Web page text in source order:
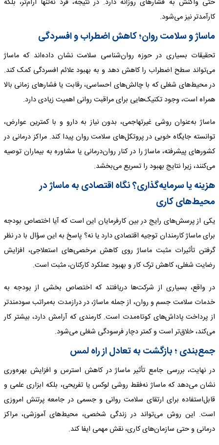
کارآمدتر نیز می‌شود.
ماساژ و سلامت روان؛ کاهش اضطراب و افسردگی
تحقیقات بسیاری در حوزه روان‌شناسی سلامت نشان داده‌اند که ماساژ
می‌تواند سطح اضطراب را کاهش دهد و به بهبود علائم افسردگی کمک کند.
در محیط‌های شغلی که با چالش‌های احساسی، رقابت یا فشارهای زمانی بالا
همراه است، وجود تکنیک‌هایی برای مراقبت روانی اهمیت زیادی دارد.
ماساژ به‌عنوان روشی غیرتهاجمی، بدون نیاز به دارو و با کمترین عوارض،
توانسته جایگاه خوبی در پروتکل‌های سلامت روان پیدا کند. مراکز درمانی در
کشورهای پیشرفته، ماساژ را در کنار روان‌درمانی یا مشاوره به بیماران توصیه
می‌کنند، زیرا نتایج بهبود را تسریع می‌بخشد.
هزینه یا سرمایه‌گذاری؟ نگاه اقتصادی به ماساژ در
محیط‌های کاری
یکی از پرسش‌های رایج در بین کارفرمایان این است که آیا اختصاص بودجه
برای ماساژ کارمندان توجیه اقتصادی دارد یا نه؟ پاسخ به این سؤال با در نظر
گرفتن تأثیرات مثبت ماساژ روی کاهش مرخصی‌های استعلاجی، افزایش
رضایت شغلی، کاهش ترک کار و بهبود عملکرد کارکنان، مثبت است.
در واقع، بسیاری از شرکت‌ها دریافتند که اختصاص بخشی از بودجه به
خدمات سلامت جسم و روان، از جمله ماساژ، در درازمدت به‌مراتب سودمندتر
از پرداخت پاداش‌های کوتاه‌مدت است. کارمندی که آرامش دارد، بیشتر کار
می‌کند، خلاق‌تر است و کمتر دچار فرسودگی شغلی می‌شود.
جمع‌بندی ؛ بازگشت به تعادل از راه لمس
در نهایت، بررسی جامع تأثیر ماساژ در کاهش استرس و افزایش بهره‌وری
نشان می‌دهد که ماساژ نه‌فقط روشی لوکس یا تفریحی، بلکه ابزاری علمی و
قابل‌استفاده برای ارتقای سلامت روانی و جسمی در جامعه پرتنش امروزی
است. این روش می‌تواند در زندگی شخصی، محیط‌های آموزشی، مراکز
درمانی و حتی سازمان‌های کاری، نقش مهمی ایفا کند.